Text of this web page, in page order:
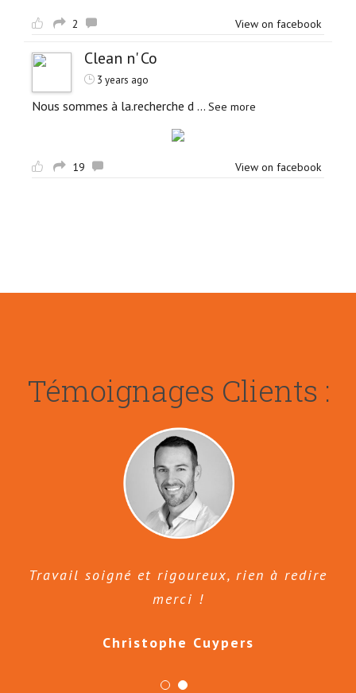
2 View on facebook
Clean n' Co
3 years ago
Nous sommes à la.recherche d ... See more
19 View on facebook
Témoignages Clients :
Travail soigné et rigoureux, rien à redire
merci !
Christophe Cuypers